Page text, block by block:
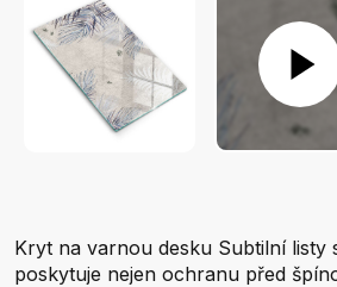
Kryt na varnou desku Subtilní listy
poskytuje nejen ochranu před